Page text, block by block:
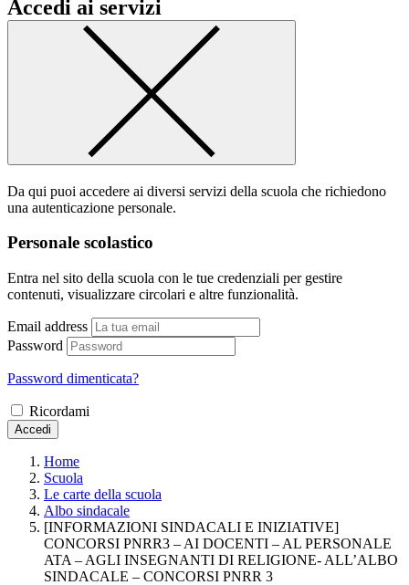
Accedi ai servizi
Da qui puoi accedere ai diversi servizi della scuola che richiedono
una autenticazione personale.
Personale scolastico
Entra nel sito della scuola con le tue credenziali per gestire
contenuti, visualizzare circolari e altre funzionalità.
Email address
Password
Password dimenticata?
Ricordami
Accedi
Home
Scuola
Le carte della scuola
Albo sindacale
[INFORMAZIONI SINDACALI E INIZIATIVE]
CONCORSI PNRR3 – AI DOCENTI – AL PERSONALE
ATA – AGLI INSEGNANTI DI RELIGIONE- ALL’ALBO
SINDACALE – CONCORSI PNRR 3